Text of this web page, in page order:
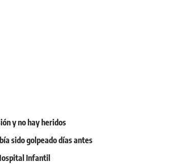
y no hay heridos
sido golpeado días antes
Infantil